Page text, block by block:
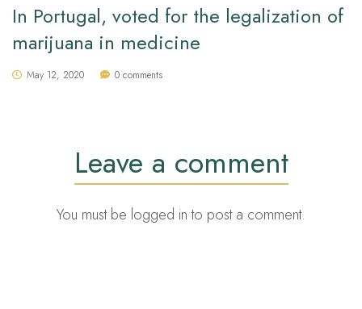
In Portugal, voted for the legalization of
marijuana in medicine
May 12, 2020 0 comments
Leave a comment
You must be logged into post a comment.